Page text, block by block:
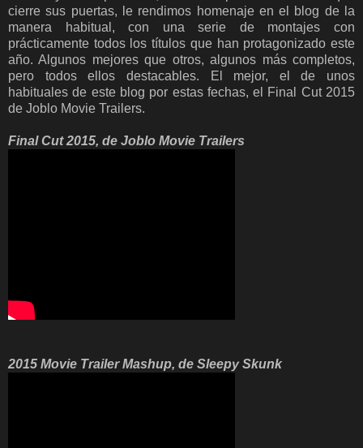
cierre sus puertas, le rendimos homenaje en el blog de la
manera habitual, con una serie de montajes con
prácticamente todos los títulos que han protagonizado este
año. Algunos mejores que otros, algunos más completos,
pero todos ellos destacables. El mejor, el de unos
habituales de este blog por estas fechas, el Final Cut 2015
de Joblo Movie Trailers.
Final Cut 2015, de Joblo Movie Trailers
2015 Movie Trailer Mashup, de Sleepy Skunk